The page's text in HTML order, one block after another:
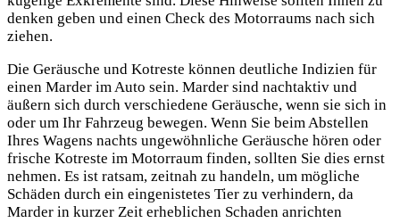
denken geben und einen Check des Motorraums nach sich
ziehen.
Die Geräusche und Kotreste können deutliche Indizien für
einen Marder im Auto sein. Marder sind nachtaktiv und
äußern sich durch verschiedene Geräusche, wenn sie sich in
oder um Ihr Fahrzeug bewegen. Wenn Sie beim Abstellen
Ihres Wagens nachts ungewöhnliche Geräusche hören oder
frische Kotreste im Motorraum finden, sollten Sie dies ernst
nehmen. Es ist ratsam, zeitnah zu handeln, um mögliche
Schäden durch ein eingenistetes Tier zu verhindern, da
Marder in kurzer Zeit erheblichen Schaden anrichten